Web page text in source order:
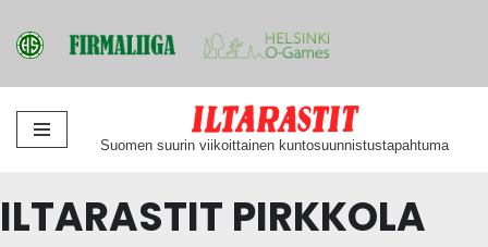
Siirry
Suomen suurin viikoittainen kuntosuunnistustapahtuma
ILTARASTIT PIRKKOLA